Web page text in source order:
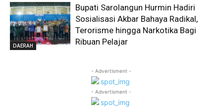
DAERAH
Bupati Sarolangun Hurmin Hadiri
Sosialisasi Akbar Bahaya Radikal,
Terorisme hingga Narkotika Bagi
Ribuan Pelajar
- Advertisment -
- Advertisment -